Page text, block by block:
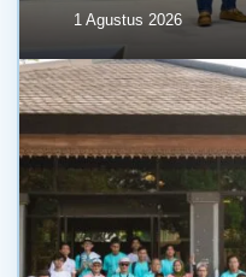
1 Agustus 2026